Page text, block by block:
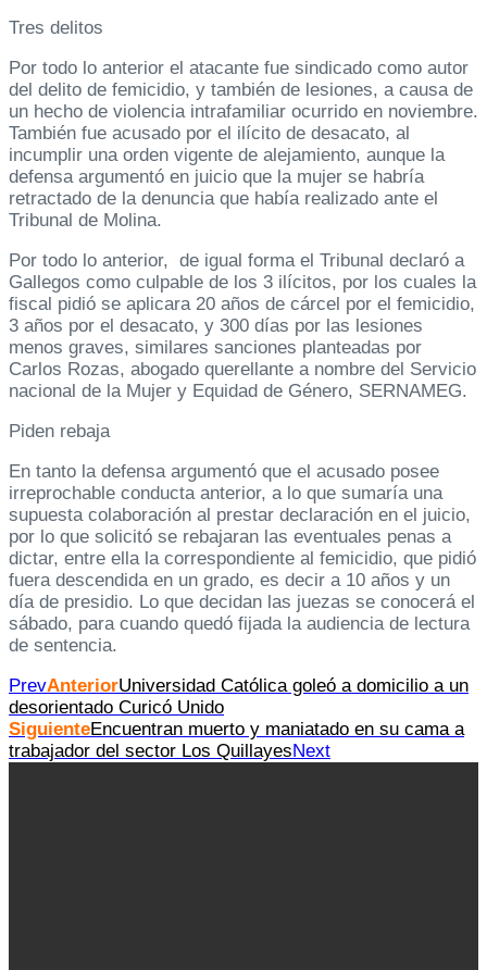
Tres delitos
Por todo lo anterior el atacante fue sindicado como autor
del delito de femicidio, y también de lesiones, a causa de
un hecho de violencia intrafamiliar ocurrido en noviembre.
También fue acusado por el ilícito de desacato, al
incumplir una orden vigente de alejamiento, aunque la
defensa argumentó en juicio que la mujer se habría
retractado de la denuncia que había realizado ante el
Tribunal de Molina.
Por todo lo anterior, de igual forma el Tribunal declaró a
Gallegos como culpable de los 3 ilícitos, por los cuales la
fiscal pidió se aplicara 20 años de cárcel por el femicidio,
3 años por el desacato, y 300 días por las lesiones
menos graves, similares sanciones planteadas por
Carlos Rozas, abogado querellante a nombre del Servicio
nacional de la Mujer y Equidad de Género, SERNAMEG.
Piden rebaja
En tanto la defensa argumentó que el acusado posee
irreprochable conducta anterior, a lo que sumaría una
supuesta colaboración al prestar declaración en el juicio,
por lo que solicitó se rebajaran las eventuales penas a
dictar, entre ella la correspondiente al femicidio, que pidió
fuera descendida en un grado, es decir a 10 años y un
día de presidio. Lo que decidan las juezas se conocerá el
sábado, para cuando quedó fijada la audiencia de lectura
de sentencia.
PrevAnteriorUniversidad Católica goleó a domicilio a un
desorientado Curicó Unido
SiguienteEncuentran muerto y maniatado en su cama a
trabajador del sector Los QuillayesNext